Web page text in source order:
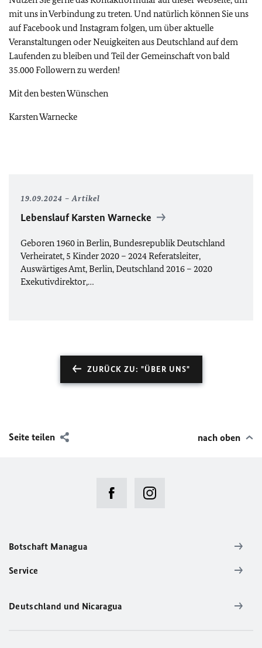
mit uns in Verbindung zu treten. Und natürlich können Sie uns
auf Facebook und Instagram folgen, um über aktuelle
Veranstaltungen oder Neuigkeiten aus Deutschland auf dem
Laufenden zu bleiben und Teil der Gemeinschaft von bald
35.000 Followern zu werden!
Mit den besten Wünschen
Karsten Warnecke
19.09.2024 Artikel
Lebenslauf Karsten Warnecke
Geboren 1960 in Berlin, Bundesrepublik Deutschland
Verheiratet, 5 Kinder 2020 – 2024 Referatsleiter,
Auswärtiges Amt, Berlin, Deutschland 2016 – 2020
Exekutivdirektor,…
ZURÜCK ZU: "ÜBER UNS"
Seite teilen nach oben
Botschaft Managua
Service
Deutschland und Nicaragua